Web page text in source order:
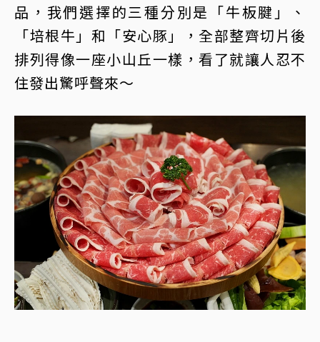
品，我們選擇的三種分別是「牛板腱」、
「培根牛」和「安心豚」，全部整齊切片後
排列得像一座小山丘一樣，看了就讓人忍不
住發出驚呼聲來～